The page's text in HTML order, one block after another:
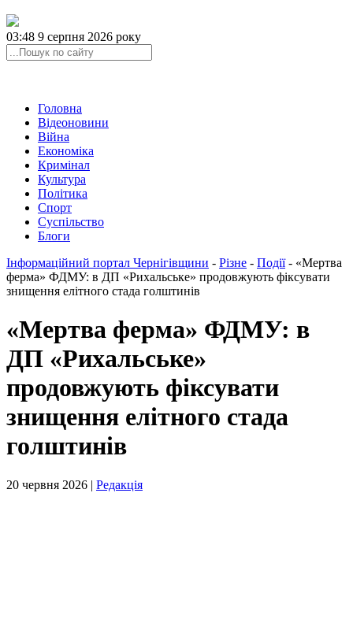
03:48 9 серпня 2026 року
Головна
Відеоновини
Війна
Економіка
Кримінал
Культура
Політика
Спорт
Суспільство
Блоги
Інформаційний портал Чернігівщини - Різне - Події- «Мертва
ферма» ФДМУ: в ДП «Рихальське» продовжують фіксувати
знищення елітного стада голштинів
«Мертва ферма» ФДМУ: в
ДП «Рихальське»
продовжують фіксувати
знищення елітного стада
голштинів
20 червня 2026 | Редакція